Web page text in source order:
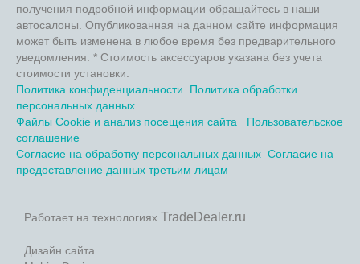
получения подробной информации обращайтесь в наши
автосалоны. Опубликованная на данном сайте информация
может быть изменена в любое время без предварительного
уведомления. * Стоимость аксессуаров указана без учета
стоимости установки.
Политика конфиденциальности
Политика обработки
персональных данных
Файлы Cookie и анализ посещения сайта
Пользовательское
соглашение
Согласие на обработку персональных данных Согласие на
предоставление данных третьим лицам
Работает на технологиях TradeDealer.ru
Дизайн сайта